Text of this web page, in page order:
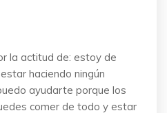
la actitud de: estoy de
haciendo ningún
ayudarte porque los
comer de todo y estar